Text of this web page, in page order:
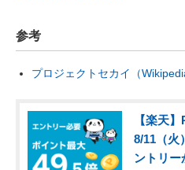
参考
プロジェクトセカイ（
【楽天
8/11（
ントリー